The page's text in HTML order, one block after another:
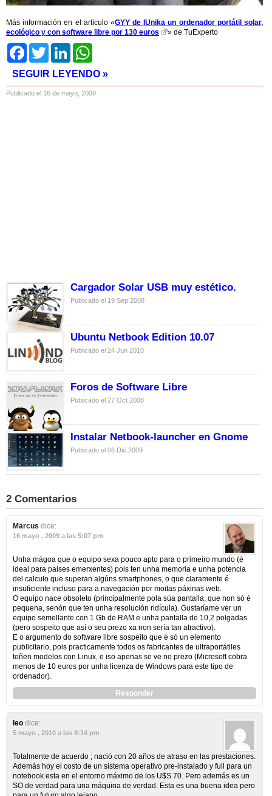
Más información en el artículo «GYY de IUnika un ordenador portátil solar,
ecológico y con software libre por 130 euros
» de TuExperto
FacebookTwitter LinkedIn
SEGUIR LEYENDO »
Publicado el 16 de mayo, 2009
Cargador Solar USB muy estético.
Publicado el 19 Sep 2008
Ubuntu Netbook Edition 10.07
Publicado el 24 Jun 2010
Foros de Software Libre
Publicado el 27 Oct 2008
Instalar Netbook-launcher en Gnome
Publicado el 06 Dic 2009
2 Comentarios
Marcus dice:
16 mayo , 2009 a las 5:07 pm
Unha mágoa que o equipo sexa pouco apto para o primeiro mundo (é
ideal para paises emerxentes) pois ten unha memoria e unha potencia
del calculo que superan algúns smartphones, o que claramente é
insuficiente incluso para a navegación por moitas páxinas web.
O equipo nace obsoleto (principalmente pola súa pantalla, que non só é
pequena, senón que ten unha resolución ridícula). Gustaríame ver un
equipo semellante con 1 Gb de RAM e unha pantalla de 10,2 polgadas
(pero sospeito que así o seu prezo xa non sería tan atractivo).
E o argumento do software libre sospeito que é só un elemento
publicitario, pois practicamente todos os fabricantes de ultraportátiles
teñen modelos con Linux, e iso apenas se ve no prezo (Microsoft cobra
menos de 10 euros por unha licenza de Windows para este tipo de
ordenador).
Responder
leo dice:
5 mayo , 2010 a las 8:14 pm
Totalmente de acuerdo ; nació con 20 años de atraso en las prestaciones.
Además hoy el costo de un sistema operativo pre-instalado y full para un
notebook esta en el entorno máximo de los U$S 70. Pero además es un
SO de verdad para una máquina de verdad. Esta es una buena idea pero